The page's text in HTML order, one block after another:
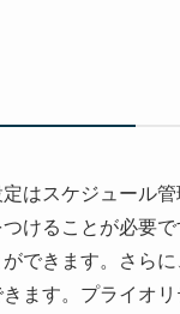
はスケジュール
けることが必要
ができます。さら
ます。プライオ